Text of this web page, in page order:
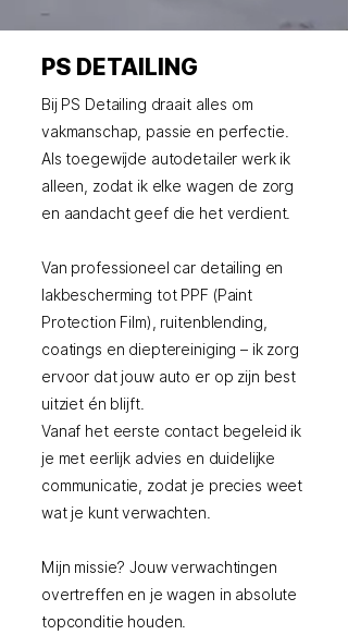
PS DETAILING
Bij PS Detailing draait alles om
vakmanschap, passie en perfectie.
Als toegewijde autodetailer werk ik
alleen, zodat ik elke wagen de zorg
en aandacht geef die het verdient.
Van professioneel car detailing en
lakbescherming tot PPF (Paint
Protection Film), ruitenblending,
coatings en dieptereiniging – ik zorg
ervoor dat jouw auto er op zijn best
uitziet én blijft.
Vanaf het eerste contact begeleid ik
je met eerlijk advies en duidelijke
communicatie, zodat je precies weet
wat je kunt verwachten.
Mijn missie? Jouw verwachtingen
overtreffen en je wagen in absolute
topconditie houden.